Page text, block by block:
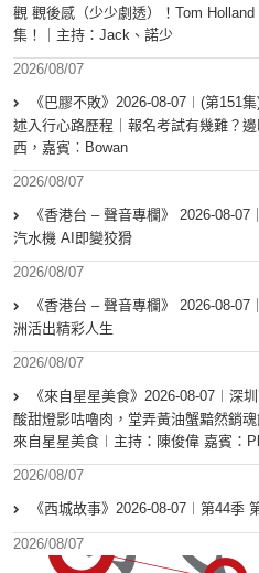
觀 觀後感（少少劇透）！Tom
集！｜主持：Jack、諾少
2026/08/07
《巴膠不敗》2026-08-07︱(第151
述入行心路歷程｜報名考試有幾難？
西，嘉賓︰Bowan
2026/08/07
《香港台 – 聲音專欄》 2026-08-
汽水機 AI即變狡猾
2026/08/07
《香港台 – 聲音專欄》 2026-08-
洲活出精彩人生
2026/08/07
《來自星星美食》2026-08-07︱深
酸甜燈影咕嚕肉，堂弄黃油蟹黯然銷
來自星星美食︱主持：陳俊偉 嘉賓：
2026/08/07
《西城故事》2026-08-07︱第44季
2026/08/07